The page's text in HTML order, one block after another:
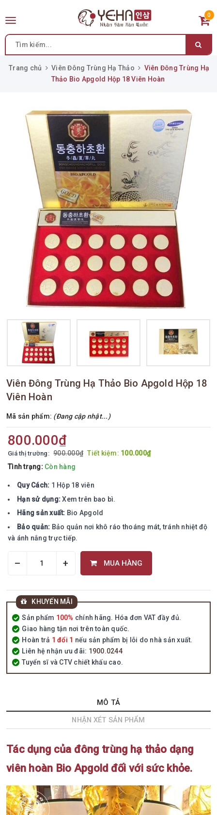
Toggle
0
Trang chủ Viên Đông Trùng Hạ Thảo
Viên Đông Trùng Hạ
Thảo Bio Apgold Hộp 18 Viên Hoàn
Viên Đông Trùng Hạ Thảo Bio Apgold Hộp 18
Viên Hoàn
Mã sản phẩm: (Đang cập nhật...)
800.000₫
Giá thị trường: 900.000₫ Tiết kiệm: 100.000₫
Tình trạng: Còn hàng
Quy Cách: 1 Hộp 18 viên
Hạn sử dụng:Xem trên bao bì.
Hãng sản xuất: Bio Apgold
Bảo quản: Bảo quản nơi khô ráo thoáng mát, tránh nhiệt độ
và ánh nắng trực tiếp.
– + MUA HÀNG
KHUYẾN MÃI
Sản phẩm 100% chính hãng. Hóa đơn VAT đầy đủ.
Giao hàng tận nơi trên toàn quốc.
Hoàn trả 1 đổi 1 nếu sản phẩm bị lỗi do nhà sản xuất.
Liên hệ nhận ưu đãi: 1900.0244
Tuyển sĩ và CTV chiết khấu cao.
MÔ TẢ
NHẬN XÉT SẢN PHẨM
Tác dụng của đông trùng hạ thảo dạng
viên hoàn Bio Apgold đối với sức khỏe.